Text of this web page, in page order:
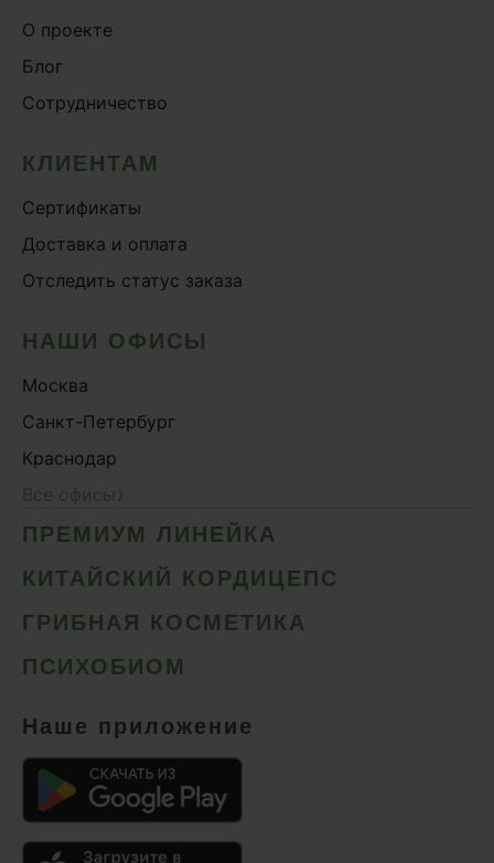
О проекте
Блог
Сотрудничество
КЛИЕНТАМ
Сертификаты
Доставка и оплата
Отследить статус заказа
НАШИ ОФИСЫ
Москва
Санкт-Петербург
Краснодар
ПРЕМИУМ ЛИНЕЙКА
КИТАЙСКИЙ КОРДИЦЕПС
ГРИБНАЯ КОСМЕТИКА
ПСИХОБИОМ
Наше приложение